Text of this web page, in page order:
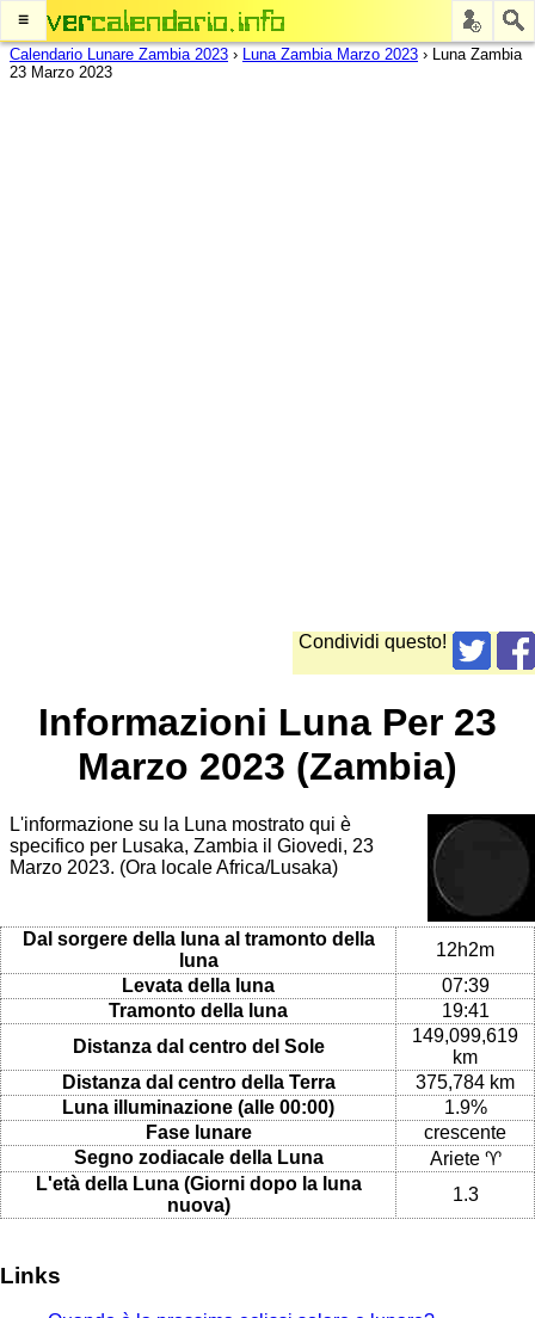
≡
Calendario Lunare Zambia 2023 › Luna Zambia Marzo 2023 › Luna Zambia
23 Marzo 2023
Condividi questo!
Informazioni Luna Per 23
Marzo 2023 (Zambia)
L'informazione su la Luna mostrato qui è
specifico per Lusaka, Zambia il Giovedi, 23
Marzo 2023. (Ora locale Africa/Lusaka)
Dal sorgere della luna al tramonto della
luna
12h2m
Levata della luna
07:39
Tramonto della luna
19:41
Distanza dal centro del Sole
149,099,619
km
Distanza dal centro della Terra
375,784 km
Luna illuminazione (alle 00:00)
1.9%
Fase lunare
crescente
Segno zodiacale della Luna
Ariete ♈
L'età della Luna (Giorni dopo la luna
nuova)
1.3
Links